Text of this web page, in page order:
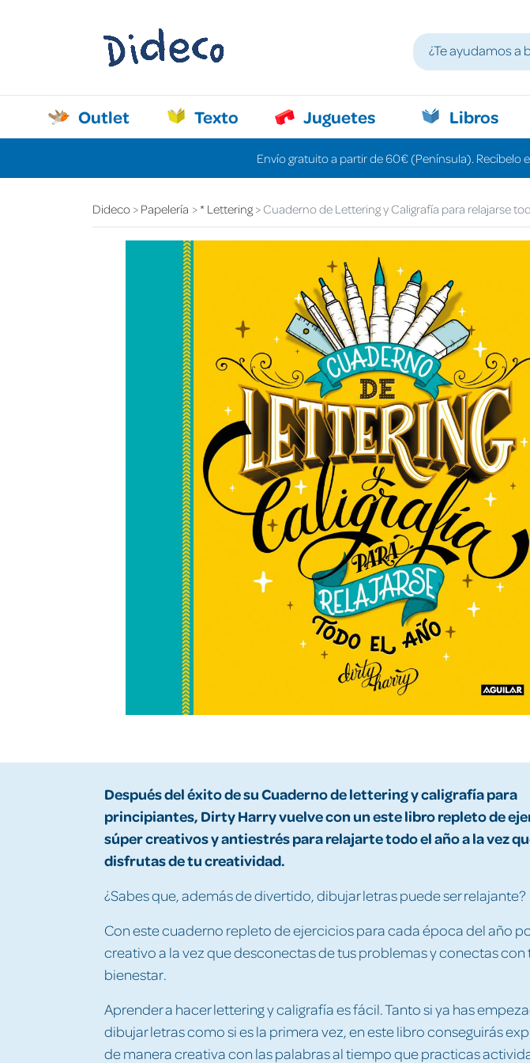
Outlet Texto Juguetes Libros
Envío gratuito a partir de 60€ (Península). Recíbelo
Dideco Papelería * Lettering Cuaderno de Lettering y Caligrafía para relajarse
Después del éxito de su Cuaderno delettering y caligrafía para
principiantes, Dirty Harry vuelve con uneste libro repleto de
súper creativos yantiestréspara relajarte todo el año a la vez
disfrutas de tu creatividad.
¿Sabes que, además de divertido, dibujar letras puede ser relajante?
Con este cuaderno repleto de ejercicios para cada época del año
creativo a la vez que desconectas de tus problemas y conectas con
bienestar.
Aprender a hacer lettering y caligrafía es fácil. Tanto si ya has
dibujar letras como si es la primera vez, en este libro conseguirás
de manera creativa con las palabras al tiempo que practicas